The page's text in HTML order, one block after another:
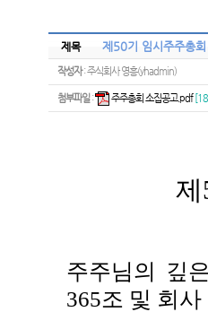
제목 제50기 임시주주총
작성자: 주식회사 영흥(yhadmin)
첨부파일: 주주총회 소집공고.pdf
제
주주님의 깊
365조 및 회